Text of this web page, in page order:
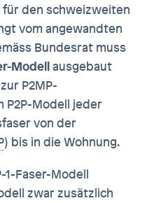
den schweizweiten
vom angewandten
Bundesrat muss
Modellausgebaut
P2MP-
P2P-Modell jeder
von der
) bis in die Wohnung.
1-Faser-Modell
zwar zusätzlich